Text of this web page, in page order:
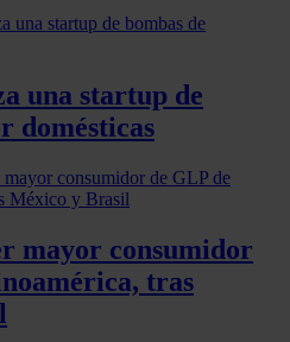
una startup de
domésticas
mayor consumidor
tras